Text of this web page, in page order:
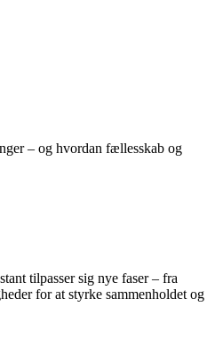
– og hvordan fællesskab og
tilpasser sig nye faser – fra
for at styrke sammenholdet og